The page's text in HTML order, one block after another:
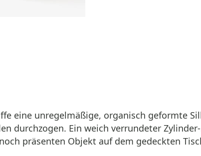
eine unregelmäßige, organisch geformte
durchzogen. Ein weich verrundeter
präsenten Objekt auf dem gedeckten